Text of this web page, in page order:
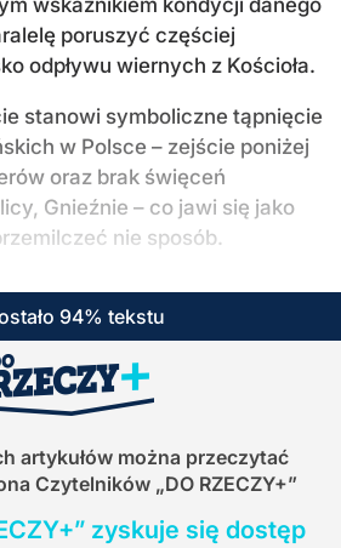
poruszyć częściej
odpływu wiernych z Kościoła.
stanowi symboliczne tąpnięcie
w Polsce – zejście poniżej
oraz brak święceń
Gnieźnie – co jawi się jako
nie sposób.
94% tekstu
artykułów można przeczytać
Czytelników „DO RZECZY+”
zyskuje się dostęp